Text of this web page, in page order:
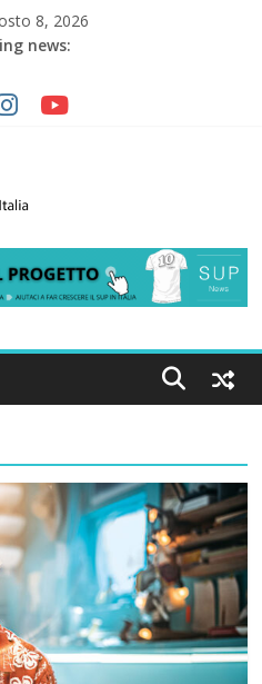
8, 2026
news:
per Reggio Calabria
di Gallico torna la festa
con la giornata della
per lo IOR